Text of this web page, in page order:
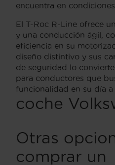
encuentra en
El T-Roc R-Line ofrece
y una conducción ágil,
eficiencia en su
diseño distintivo y sus
de seguridad lo
para conductores que
funcionalidad en su día
coche
Otras
comprar un